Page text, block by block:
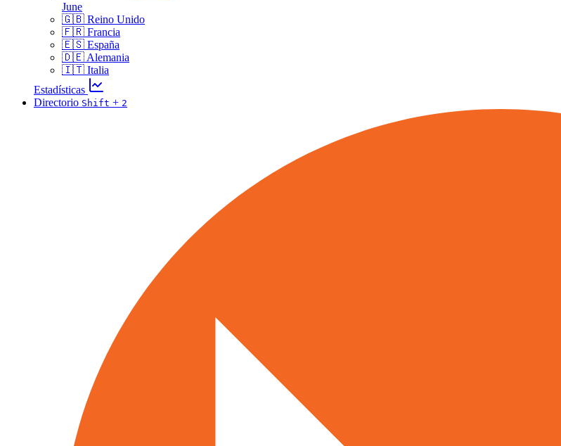
June
🇬🇧 Reino Unido
🇫🇷 Francia
🇪🇸 España
🇩🇪 Alemania
🇮🇹 Italia
Estadísticas
Directorio Shift + 2